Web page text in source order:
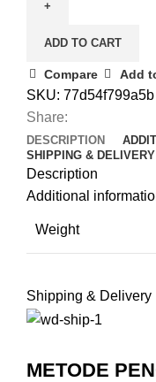
HDPE
Fitting
Bireuen
quantity
ADD TO CART
Compare Add
SKU: 77d54f799a5b
Share:
DESCRIPTION
SHIPPING & DELIVERY
Description
Additional
Weight
Shipping & Delivery
METODE